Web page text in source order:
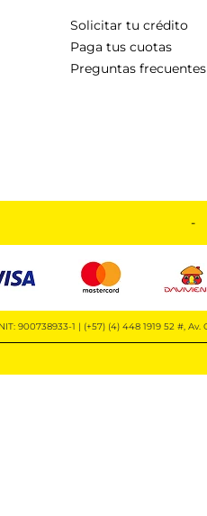
Solicitar tu crédito
Paga tus cuotas
Preguntas frecuentes
-
900738933-1 | (+57) (4) 448 1919 52 #,